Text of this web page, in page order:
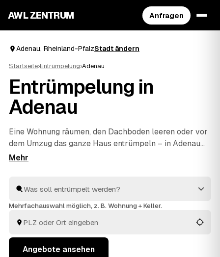
AWL ZENTRUM Anfragen
Adenau, Rheinland-PfalzStadt ändern
Startseite›Entrümpelung›Adenau
Entrümpelung in
Adenau
Eine Wohnung räumen, den Dachboden leeren oder vor
dem Umzug das ganze Haus entrümpeln – in Adenau
müssen Sie sich dafür nicht selbst auf die Suche nach
geprüften Anbietern aus der Umgebung. Egal ob kleiner
Auftrag oder kompletteHaushaltsauflösung
entsorgt.
Mehrfachauswahl möglich, z. B. Wohnung + Keller.
Angebote ansehen